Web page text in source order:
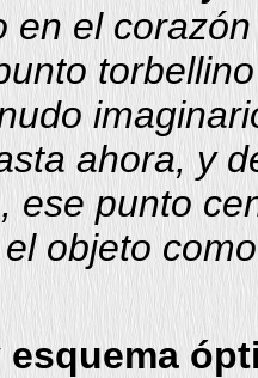
en el
ahora, y
ese punto
objeto